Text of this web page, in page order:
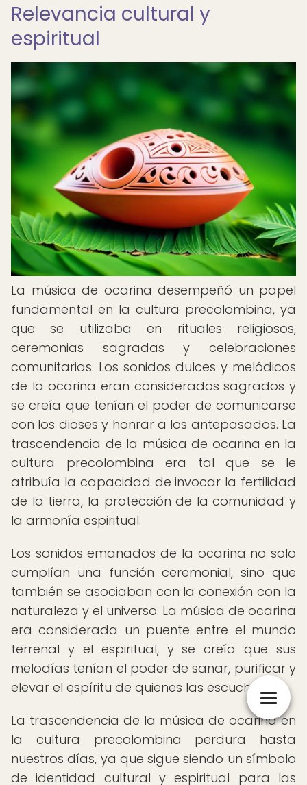
Relevancia cultural y
espiritual
La música de ocarina desempeñó un papel
fundamental en la cultura precolombina, ya
que se utilizaba en rituales religiosos,
ceremonias sagradas y celebraciones
comunitarias. Los sonidos dulces y melódicos
de la ocarina eran considerados sagrados y
se creía que tenían el poder de comunicarse
con los dioses y honrar a los antepasados. La
trascendencia de la música de ocarina en la
cultura precolombina era tal que se le
atribuía la capacidad de invocar la fertilidad
de la tierra, la protección de la comunidad y
la armonía espiritual.
Los sonidos emanados de la ocarina no solo
cumplían una función ceremonial, sino que
también se asociaban con la conexión con la
naturaleza y el universo. La música de ocarina
era considerada un puente entre el mundo
terrenal y el espiritual, y se creía que sus
melodías tenían el poder de sanar, purificar y
elevar el espíritu de quienes las escuchaban.
La trascendencia de la música de ocarina en
la cultura precolombina perdura hasta
nuestros días, ya que sigue siendo un símbolo
de identidad cultural y espiritual para las